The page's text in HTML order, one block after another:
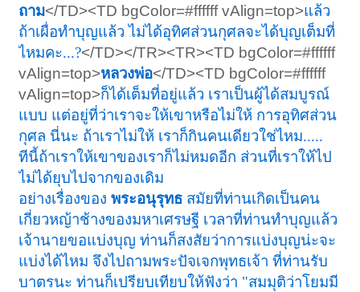
ถาม</TD><TD bgColor=#ffffff vAlign=top>แล้ว
ถ้าเผื่อทำบุญแล้ว ไม่ได้อุทิศส่วนกุศลจะได้บุญเต็มที่
ไหมคะ...?</TD></TR><TR><TD bgColor=#ffffff
vAlign=top>หลวงพ่อ</TD><TD bgColor=#ffffff
vAlign=top>ก็ได้เต็มที่อยู่แล้ว เราเป็นผู้ได้สมบูรณ์
แบบ แต่อยู่ที่ว่าเราจะให้เขาหรือไม่ให้ การอุทิศส่วน
กุศล นี่นะ ถ้าเราไม่ให้ เราก็กินคนเดียวใช่ไหม.....
ทีนี้ถ้าเราให้เขาของเราก็ไม่หมดอีก ส่วนที่เราให้ไป
ไม่ได้ยุบไปจากของเดิม
อย่างเรื่องของพระอนุรุทธ สมัยที่ท่านเกิดเป็นคน
เกี่ยวหญ้าช้างของมหาเศรษฐี เวลาที่ท่านทำบุญแล้ว
เจ้านายขอแบ่งบุญ ท่านก็สงสัยว่าการแบ่งบุญน่ะจะ
แบ่งได้ไหม จึงไปถามพระปัจเจกพุทธเจ้า ที่ท่านรับ
บาตรนะ ท่านก็เปรียบเทียบให้ฟังว่า "สมมุติว่าโยมมี